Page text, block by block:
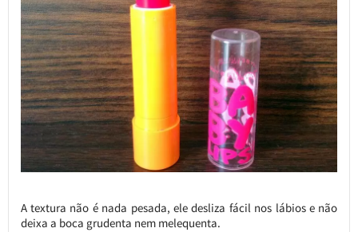
A textura não é nada pesada, ele desliza fácil nos lábios e não
deixa a boca grudenta nem melequenta.